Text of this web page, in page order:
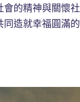
的精神與關懷社
造就幸福圓滿的